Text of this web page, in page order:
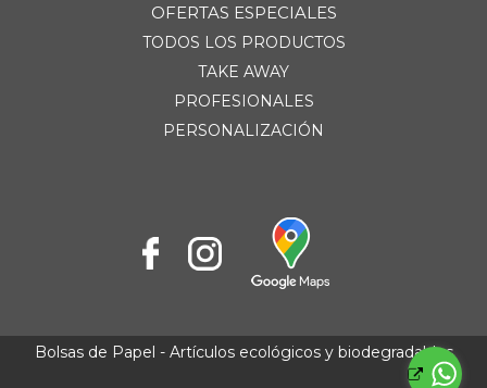
OFERTAS ESPECIALES
TODOS LOS PRODUCTOS
TAKE AWAY
PROFESIONALES
PERSONALIZACIÓN
Bolsas de Papel - Artículos ecológicos y biodegradables